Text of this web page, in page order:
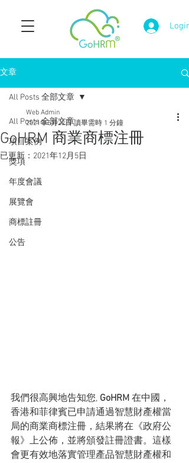
Login
文章
All Posts 全部文章
項目案例
獎項
年度會議
展覽會
商標註冊
公告
All Posts 全部文章
GoHRM 商業商標注冊
Web Admin
2021年6月22日 讀畢需時 1 分鐘
已更新： 2021年12月5日
我們很高興地告知您, GoHRM 在中國，
香港和菲律賓已申請通過智慧財產權當
局的商業商標注冊，結果將在《政府公
報》上公佈，並將頒發註冊證書。這樣
會更有效地落實管理產品智慧財產權和